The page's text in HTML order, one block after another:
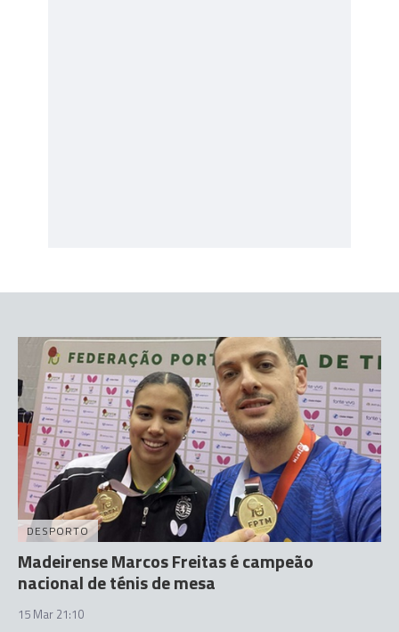
DESPORTO
Madeirense Marcos Freitas é campeão
nacional de ténis de mesa
15 Mar 21:10